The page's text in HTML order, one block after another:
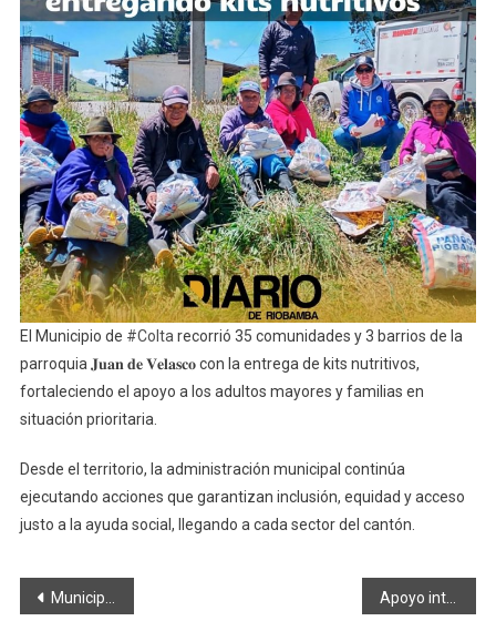
Continúa
Entregando
Nutritivos
El Municipio de #Coltarecorrió 35 comunidades y 3 barrios de la
parroquia 𝐉𝐮𝐚𝐧 𝐝𝐞 𝐕𝐞𝐥𝐚𝐬𝐜𝐨 con la entrega de kits nutritivos,
fortaleciendo el apoyo a los adultos mayores y familias en
situación prioritaria.
Desde el territorio, la administración municipal continúa
ejecutando acciones que garantizan inclusión, equidad y acceso
justo a la ayuda social, llegando a cada sector del cantón.
Navegación
Municipio de Colta entregó kits de alimento para grupos vulnerables Apoyo integral para más comunidades